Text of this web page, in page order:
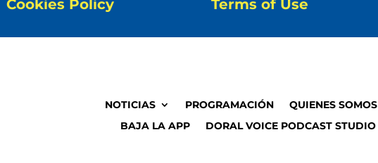
Cookies Policy Terms of Use
NOTICIAS PROGRAMACIÓN QUIENES SOMOS
BAJA LA APP
DORAL VOICE PODCAST STUDIO